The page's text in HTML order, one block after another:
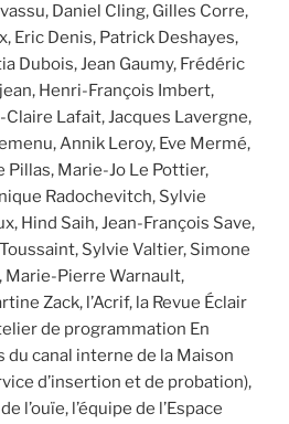
Daniel Cling, Gilles Corre,
Eric Denis, Patrick Deshayes,
Dubois, Jean Gaumy, Frédéric
Henri-François Imbert,
Lafait, Jacques Lavergne,
Annik Leroy, Eve Mermé,
Marie-Jo Le Pottier,
Radochevitch, Sylvie
Hind Saih, Jean-François Save,
Sylvie Valtier, Simone
Marie-Pierre Warnault,
Zack, l’Acrif, la Revue Éclair
de programmation En
du canal interne de la Maison
d’insertion et de probation),
l’ouïe, l’équipe de l’Espace